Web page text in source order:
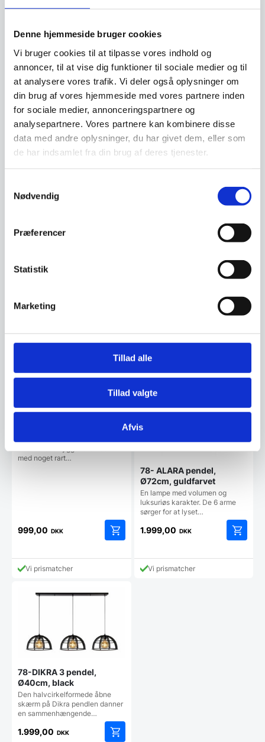
Denne hjemmeside bruger cookies
Vi bruger cookies til at tilpasse vores indhold og
annoncer, til at vise dig funktioner til sociale medier og til
at analysere vores trafik. Vi deler også oplysninger om
din brug af vores hjemmeside med vores partnere inden
for sociale medier, annonceringspartnere og
analysepartnere. Vores partnere kan kombinere disse
data med andre oplysninger, du har givet dem, eller som
de har indsamlet fra din brug af deres tjenester.
Nødvendig
Præferencer
Statistik
Marketing
Tillad alle
Tillad valgte
Afvis
SPAR 27%
Asteria Mini pearl white Ø
31 x 10,5 cm
Den populære Asteria pendel er
nu lanceret i en ny mindre
størrelse samt en ny…
1.699,00 DKKDen
aktuelle
pris
Den halvcirkelformede åbne
med noget rart…
999,00 DKK
vare
Mulighederne
varesiden
Vi prismatcher
78- ALARA pendel,
Ø72cm, guldfarvet
En lampe med volumen og
luksuriøs karakter. De 6 arme
sørger for at lyset…
1.999,00 DKK
Vi prismatcher
78-DIKRA 3 pendel,
Ø40cm, black
Den halvcirkelformede åbne
skærm på Dikra pendlen danner
en sammenhængende…
1.999,00 DKK